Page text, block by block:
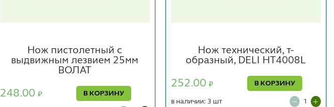
Нож пистолетный с
выдвижным лезвием 25мм
ВОЛАТ
248.00 ₽ В КОРЗИНУ
Нож технический, т-
образный, DELI HT4008L
252.00 ₽ В КОРЗИНУ
в наличии: 3 шт